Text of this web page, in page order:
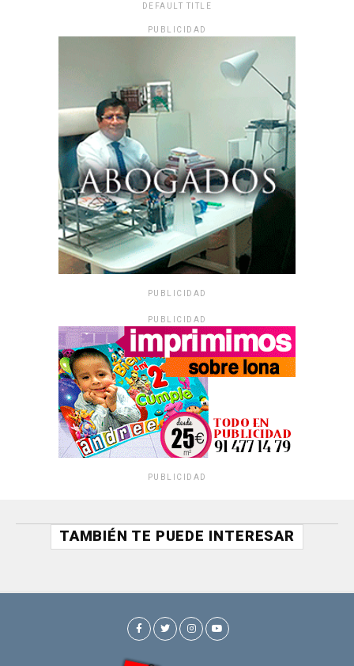
DEFAULT TITLE
PUBLICIDAD
PUBLICIDAD
PUBLICIDAD
PUBLICIDAD
TAMBIÉN TE PUEDE INTERESAR